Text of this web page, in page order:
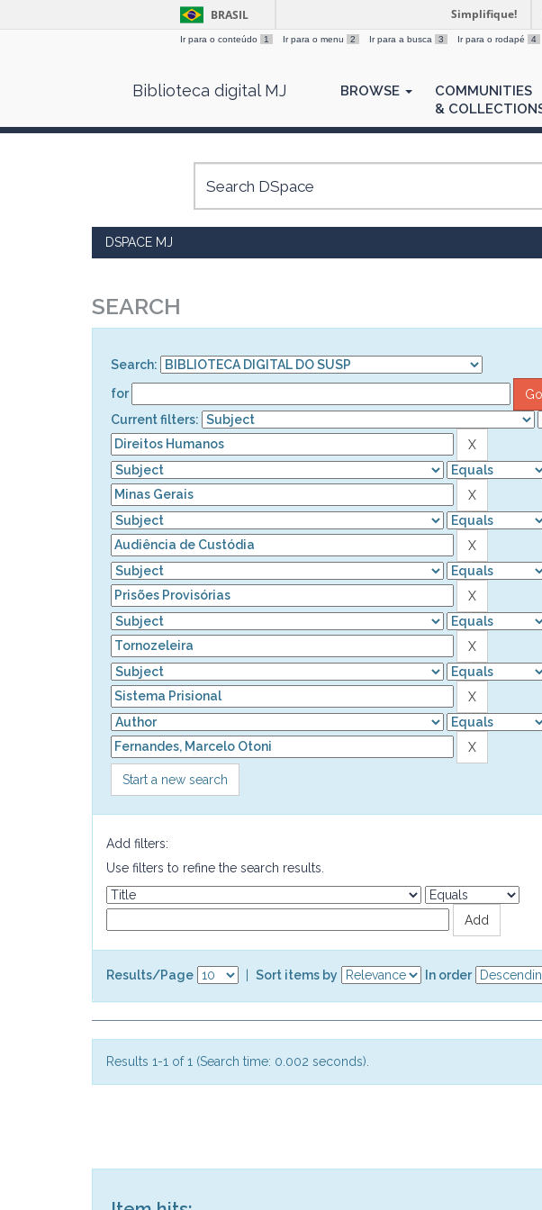
BRASIL Simplifique!
Ir para o conteúdo 1 Ir para o menu 2 Ir para a busca 3 Ir para o rodapé 4
Biblioteca digital MJ BROWSE
COMMUNITIES
&
DSPACE MJ
SEARCH
Search:
for
Current filters:
Start a new search
Add filters:
Use filters to refine the search results.
Results/Page Sort items by In order
Results 1-1 of 1 (Search time: 0.002 seconds).